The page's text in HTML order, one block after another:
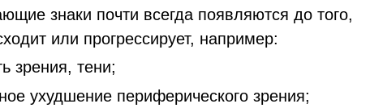
знаки почти всегда появляются до того,
или прогрессирует, например:
зрения, тени;
ухудшение периферического зрения;